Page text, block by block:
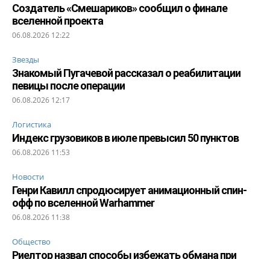
Создатель «Смешариков» сообщил о финале
вселенной проекта
06.08.2026 12:22
Звезды
Знакомый Пугачевой рассказал о реабилитации
певицы после операции
06.08.2026 12:17
Логистика
Индекс грузовиков в июле превысил 50 пунктов
06.08.2026 11:53
Новости
Генри Кавилл спродюсирует анимационный спин-
офф по вселенной Warhammer
06.08.2026 11:38
Общество
Риелтор назвал способы избежать обмана при